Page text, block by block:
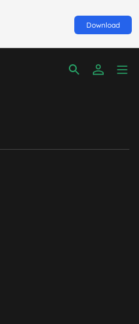
Download